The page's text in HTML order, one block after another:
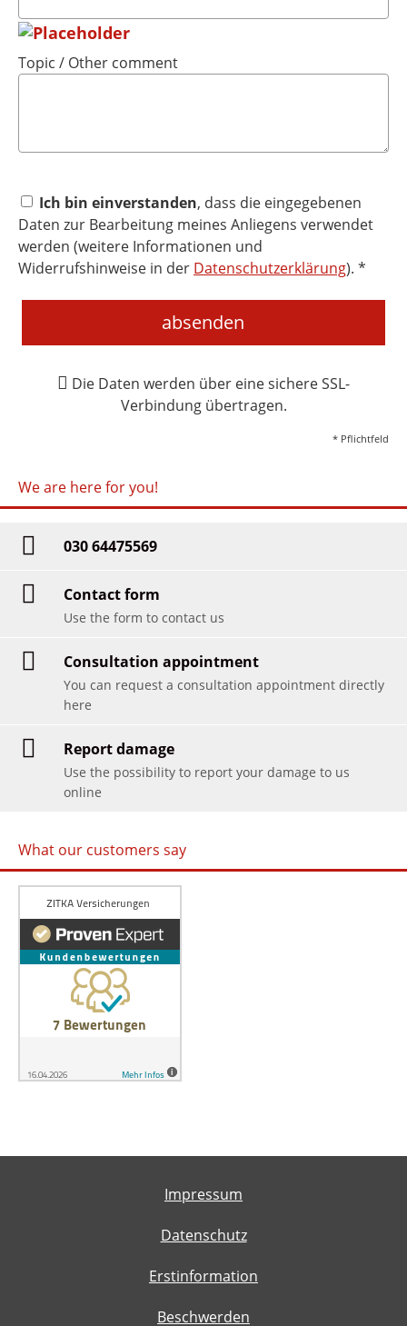
Topic / Other comment
Ich bin einverstanden, dass die eingegebenen
Daten zur Bearbeitung meines Anliegens verwendet
werden (weitere Informationen und
Widerrufshinweise in der Datenschutzerklärung). *
absenden
Die Daten werden über eine sichere SSL-
Verbindung übertragen.
* Pflichtfeld
We are here for you!
030 64475569
Contact form
Use the form to contact us
Consultation appointment
You can request a consultation appointment directly
here
Report damage
Use the possibility to report your damage to us
online
What our customers say
Impressum
Datenschutz
Erstinformation
Beschwerden